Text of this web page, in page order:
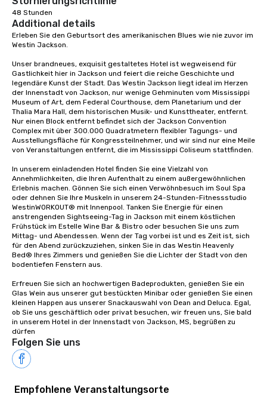
48 Stunden
Additional details
Erleben Sie den Geburtsort des amerikanischen Blues wie nie zuvor im
Westin Jackson.
Unser brandneues, exquisit gestaltetes Hotel ist wegweisend für
Gastlichkeit hier in Jackson und feiert die reiche Geschichte und
legendäre Kunst der Stadt. Das Westin Jackson liegt ideal im Herzen
der Innenstadt von Jackson, nur wenige Gehminuten vom Mississippi
Museum of Art, dem Federal Courthouse, dem Planetarium und der
Thalia Mara Hall, dem historischen Musik- und Kunsttheater, entfernt.
Nur einen Block entfernt befindet sich der Jackson Convention
Complex mit über 300.000 Quadratmetern flexibler Tagungs- und
Ausstellungsfläche für Kongressteilnehmer, und wir sind nur eine Meile
von Veranstaltungen entfernt, die im Mississippi Coliseum stattfinden.
In unserem einladenden Hotel finden Sie eine Vielzahl von
Annehmlichkeiten, die Ihren Aufenthalt zu einem außergewöhnlichen
Erlebnis machen. Gönnen Sie sich einen Verwöhnbesuch im Soul Spa
oder dehnen Sie Ihre Muskeln in unserem 24-Stunden-Fitnessstudio
WestinWORKOUT® mit Innenpool. Tanken Sie Energie für einen
anstrengenden Sightseeing-Tag in Jackson mit einem köstlichen
Frühstück im Estelle Wine Bar & Bistro oder besuchen Sie uns zum
Mittag- und Abendessen. Wenn der Tag vorbei ist und es Zeit ist, sich
für den Abend zurückzuziehen, sinken Sie in das Westin Heavenly
Bed® Ihres Zimmers und genießen Sie die Lichter der Stadt von den
bodentiefen Fenstern aus.
Erfreuen Sie sich an hochwertigen Badeprodukten, genießen Sie ein
Glas Wein aus unserer gut bestückten Minibar oder genießen Sie einen
kleinen Happen aus unserer Snackauswahl von Dean and Deluca. Egal,
ob Sie uns geschäftlich oder privat besuchen, wir freuen uns, Sie bald
in unserem Hotel in der Innenstadt von Jackson, MS, begrüßen zu
dürfen
Folgen Sie uns
Empfohlene Veranstaltungsorte